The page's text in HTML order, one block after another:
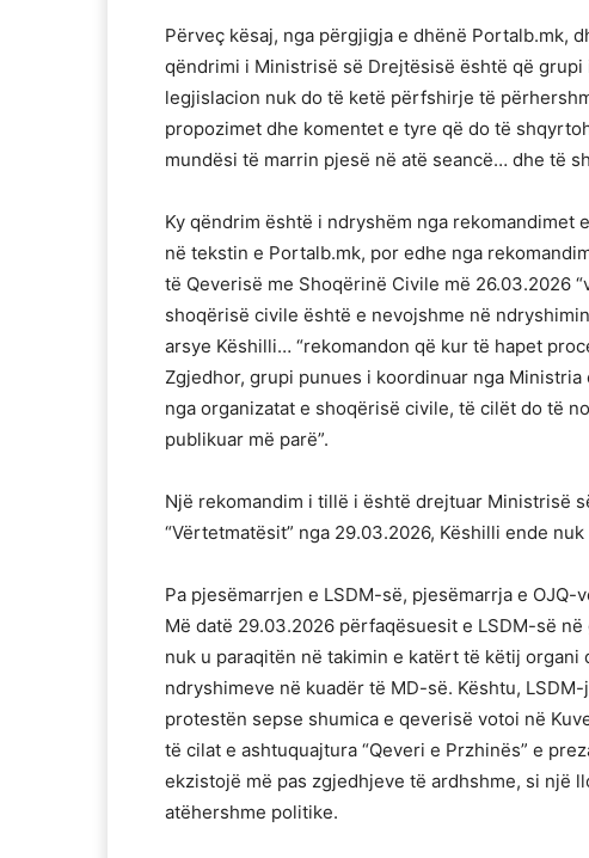
Përveç kësaj, nga përgjigja e dhënë Portalb.mk,
qëndrimi i Ministrisë së Drejtësisë është që
legjislacion nuk do të ketë përfshirje të
propozimet dhe komentet e tyre që do të
mundësi të marrin pjesë në atë seancë… dhe të
Ky qëndrim është i ndryshëm nga rekomandimet
në tekstin e Portalb.mk, por edhe nga
të Qeverisë me Shoqërinë Civile më 26.03.2026
shoqërisë civile është e nevojshme në
arsye Këshilli… “rekomandon që kur të hapet
Zgjedhor, grupi punues i koordinuar nga
nga organizatat e shoqërisë civile, të cilët do të
publikuar më parë”.
Një rekomandim i tillë i është drejtuar Ministrisë
“Vërtetmatësit” nga 29.03.2026, Këshilli ende
Pa pjesëmarrjen e LSDM-së, pjesëmarrja e OJQ-
Më datë 29.03.2026 përfaqësuesit e LSDM-së
nuk u paraqitën në takimin e katërt të këtij
ndryshimeve në kuadër të MD-së. Kështu,
protestën sepse shumica e qeverisë votoi në
të cilat e ashtuquajtura “Qeveri e Przhinës” e
ekzistojë më pas zgjedhjeve të ardhshme, si një
atëhershme politike.